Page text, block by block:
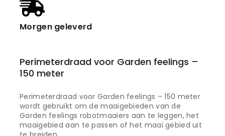
Morgen geleverd
Perimeterdraad voor Garden feelings –
150 meter
Perimeterdraad voor Garden feelings – 150 meter
wordt gebruikt om de maaigebieden van de
Garden feelings robotmaaiers aan te leggen, het
maaigebied aan te passen of het maai gebied uit